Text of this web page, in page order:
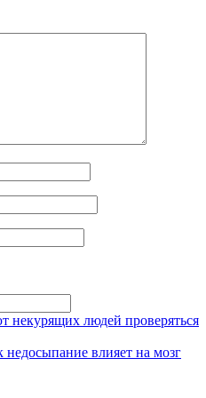
некурящих людей проверяться
недосыпание влияет на мозг